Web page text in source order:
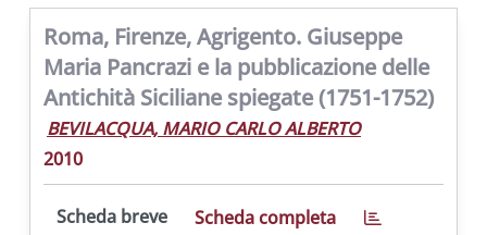
Roma, Firenze, Agrigento. Giuseppe
Maria Pancrazi e la pubblicazione delle
Antichità Siciliane spiegate (1751-1752)
BEVILACQUA, MARIO CARLO ALBERTO
2010
Scheda breve Scheda completa